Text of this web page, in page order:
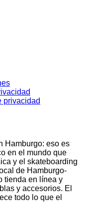
privacidad
Hamburgo: eso es
en el mundo que
y el skateboarding
de Hamburgo-
tienda en línea y
y accesorios. El
todo lo que el